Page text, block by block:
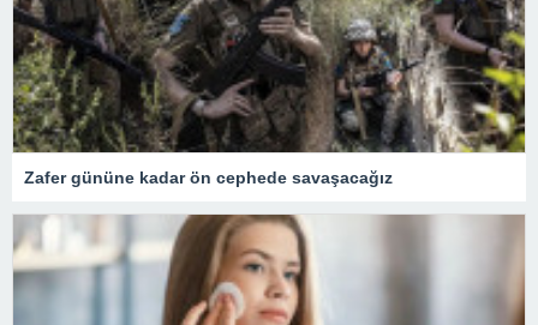
Zafer gününe kadar ön cephede savaşacağız